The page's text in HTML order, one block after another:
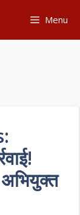
Menu